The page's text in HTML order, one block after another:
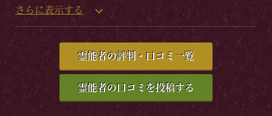
さらに表示する
霊能者の評判・口コミ一覧
霊能者の口コミを投稿する